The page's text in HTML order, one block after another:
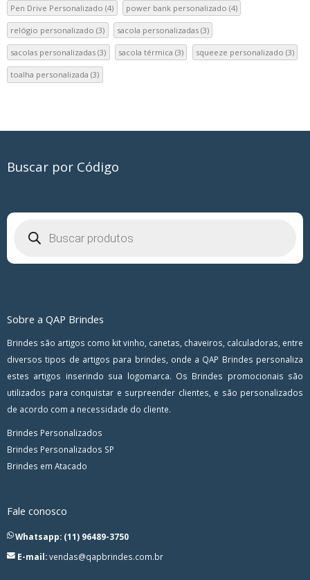
Pen Drive Personalizado (4) power bank personalizado (4)
relógio personalizado (3) sacola personalizadas (3)
sacolas personalizadas (3) sacola térmica (3) squeeze personalizado (3)
toalha personalizada (3)
Buscar por Código
produtos
Sobre a QAP Brindes
Brindes são artigos como kit vinho, canetas, chaveiros, calculadoras, entre
diversos tipos de artigos para brindes, onde a QAP Brindes personaliza
estes artigos inserindo sua logomarca. Os Brindes promocionais são
utilizados para conquistar e surpreender clientes, e são personalizados
de acordo com a necessidade do cliente.
Brindes Personalizados
Brindes Personalizados SP
Brindes em Atacado
Fale conosco
Whatsapp: (11) 96489-3750
E-mail:vendas@qapbrindes.com.br